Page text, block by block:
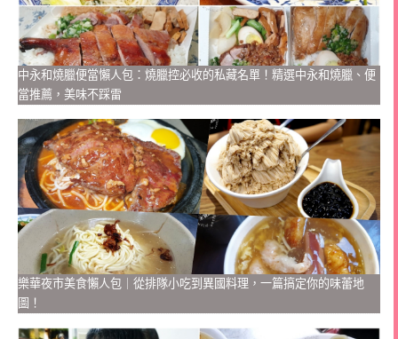
中永和燒臘便當懶人包：燒臘控必收的私藏名單！精選中永和燒臘、便
當推薦，美味不踩雷
樂華夜市美食懶人包｜從排隊小吃到異國料理，一篇搞定你的味蕾地
圖！